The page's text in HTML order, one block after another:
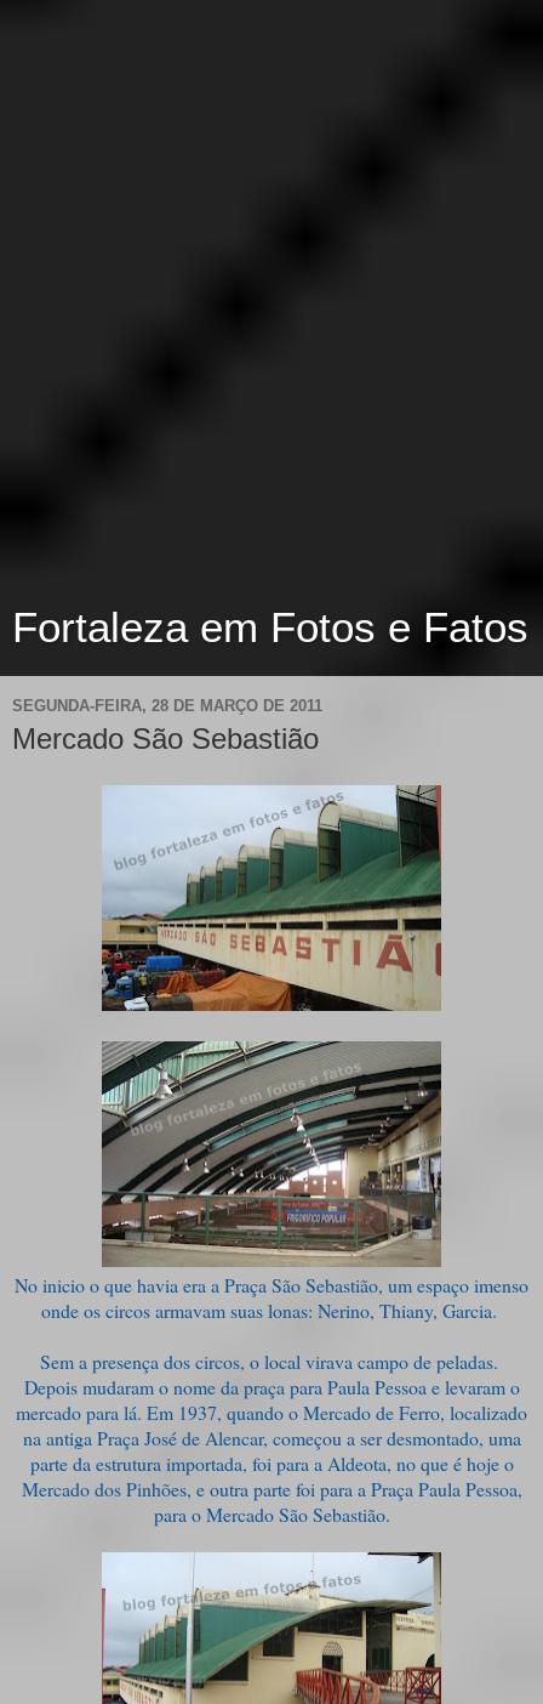
Fortaleza em Fotos e Fatos
SEGUNDA-FEIRA, 28 DE MARÇO DE 2011
Mercado São Sebastião
No inicio o que havia era a Praça São Sebastião, um espaço imenso
onde os circos armavam suas lonas: Nerino, Thiany, Garcia.
Sem a presença dos circos, o local virava campo de peladas.
Depois mudaram o nome da praça para Paula Pessoa e levaram o
mercado para lá. Em 1937, quando o Mercado de Ferro, localizado
na antiga Praça José de Alencar, começou a ser desmontado, uma
parte da estrutura importada, foi para a Aldeota, no que é hoje o
Mercado dos Pinhões, e outra parte foi para a Praça Paula Pessoa,
para o Mercado São Sebastião.